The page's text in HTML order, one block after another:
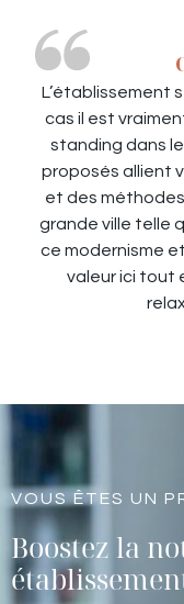
L’établissement
cas il est
standing dans
proposés allient
et des
grande ville telle
ce modernisme
valeur ici tout
VOUS ÊTES UN
Boostez la